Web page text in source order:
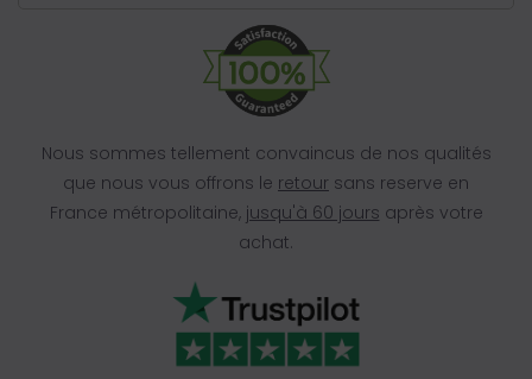
Nous sommes tellement convaincus de nos qualités
que nous vous offrons le retour sans reserve en
France métropolitaine, jusqu'à 60 jours après votre
achat.